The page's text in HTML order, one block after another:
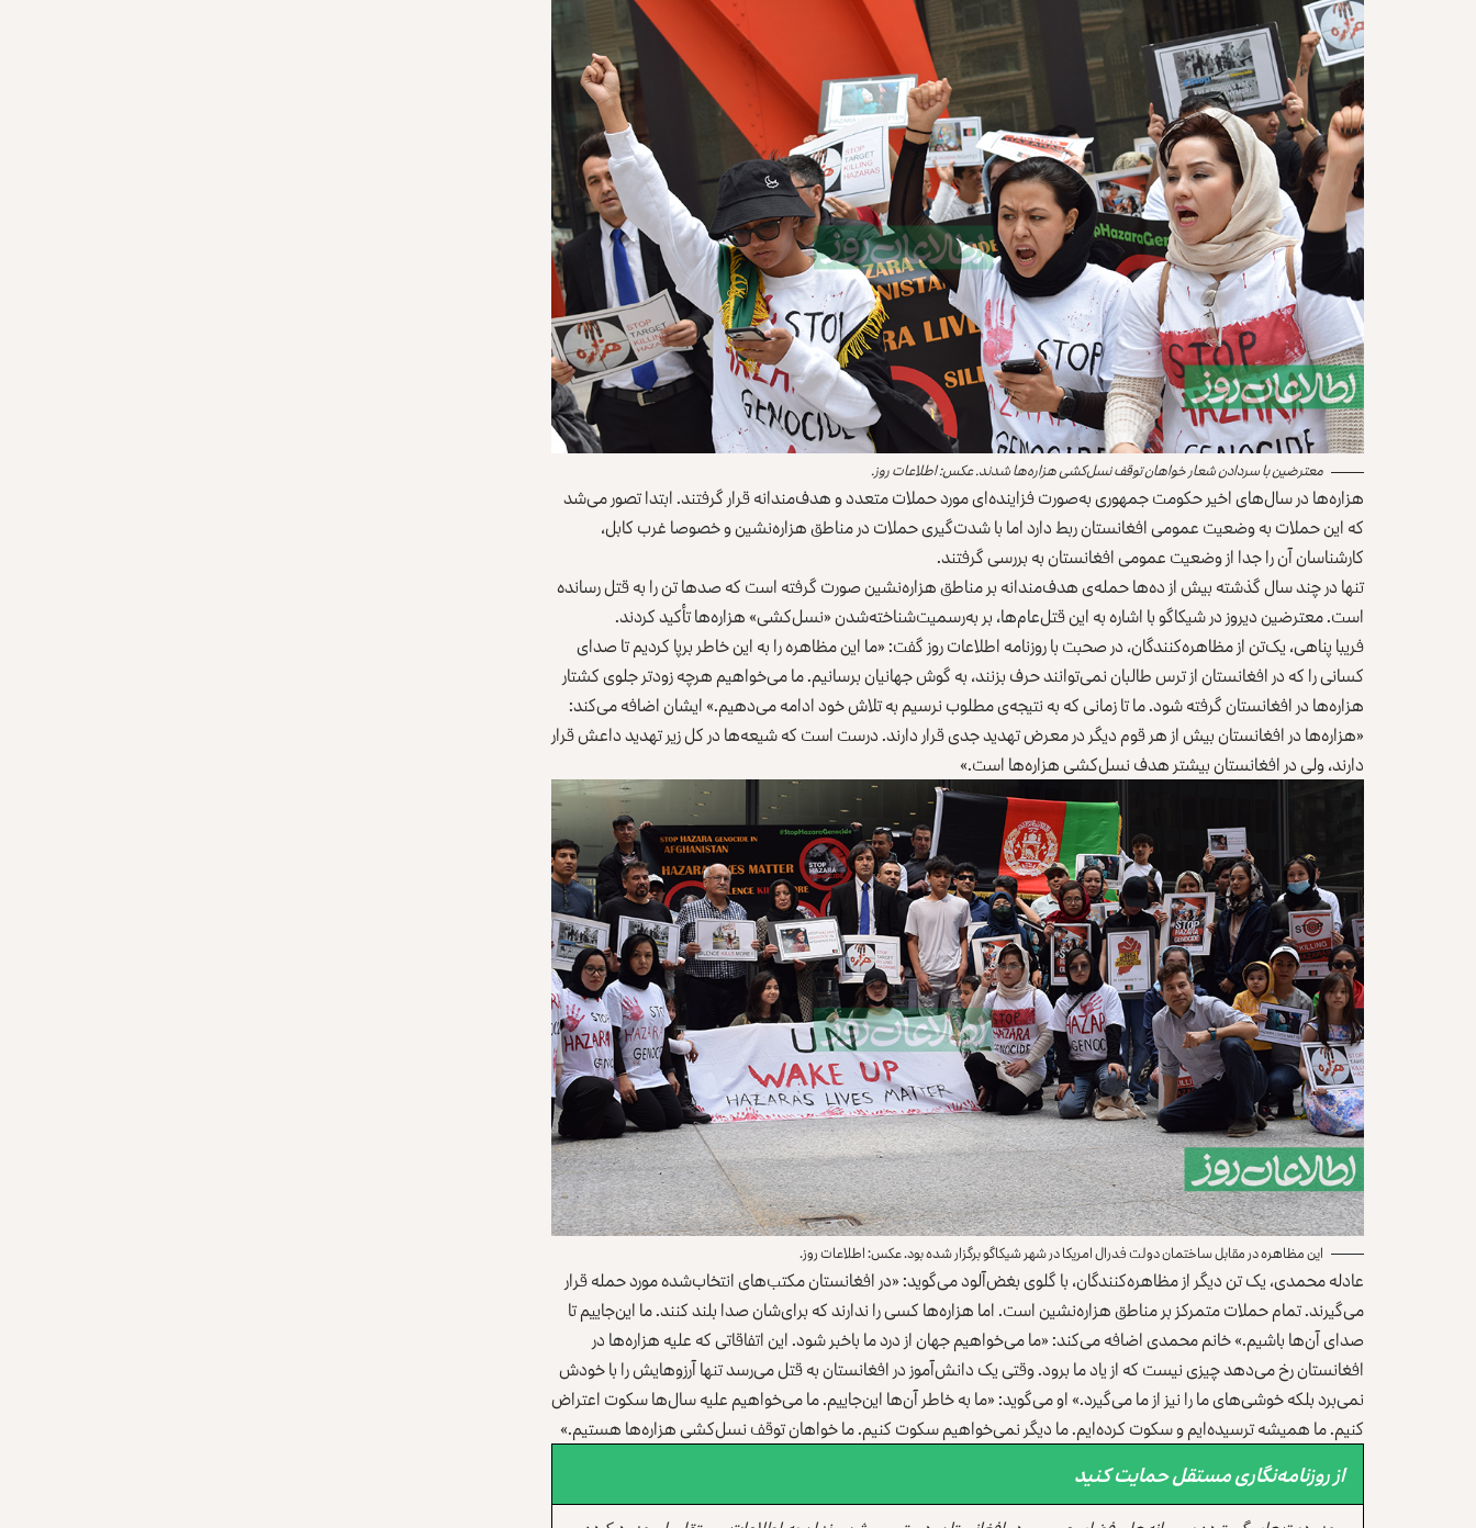
معترضین با سردادن شعار خواهان توقف نسل‌کشی هزاره‌ها شدند. عکس: اطلاعات روز.
هزاره‌ها در سال‌های اخیر حکومت جمهوری به‌‌صورت فزاینده‌ای مورد حملات متعدد و هدف‌مندانه قرار گرفتند. ابتدا تصور می‌شد
که این حملات به وضعیت عمومی افغانستان ربط دارد اما با شدت‌گیری حملات در مناطق هزاره‌نشین و خصوصا غرب کابل،
کارشناسان آن را جدا از وضعیت عمومی افغانستان به بررسی گرفتند.
تنها در چند سال گذشته بیش از ده‌ها حمله‌ی هدف‌مندانه بر مناطق هزاره‌نشین صورت گرفته است که صدها تن را به قتل رسانده
است. معترضین دیروز در شیکاگو با اشاره به این قتل‌عام‌ها، بر به‌رسمیت‌شناخته‌شدن «نسل‌کشی» هزاره‌ها تأکید کردند.
فریبا پناهی، یک‌تن از مظاهره‌کنندگان، در صحبت با روزنامه اطلاعات روز گفت: «ما این مظاهره را به این خاطر برپا کردیم تا صدای
کسانی را که در افغانستان از ترس طالبان نمی‌توانند حرف بزنند، به گوش جهانیان برسانیم. ما می‌خواهیم هرچه زودتر جلوی کشتار
هزاره‌ها در افغانستان گرفته شود. ما تا زمانی که به نتیجه‌ی مطلوب نرسیم به تلاش خود ادامه می‌دهیم.» ایشان اضافه می‌کند:
«هزاره‌ها در افغانستان بیش از هر قوم دیگر در معرض تهدید جدی قرار دارند. درست است که شیعه‌ها در کل زیر تهدید داعش قرار
دارند، ولی در افغانستان بیشتر هدف نسل‌کشی هزاره‌ها است.»
این مظاهره در مقابل ساختمان دولت فدرال امریکا در شهر شیکاگو برگزار شده بود. عکس: اطلاعات روز.
عادله محمدی، یک تن دیگر از مظاهر‌ه‌کنندگان، با گلوی بغض‌آلود می‌گوید: «در افغانستان مکتب‌های انتخاب‌شده مورد حمله قرار
می‌گیرند. تمام حملات متمرکز بر مناطق هزاره‌نشین است. اما هزاره‌ها کسی را ندارند که برای‌شان صدا بلند کنند. ما این‌جاییم تا
صدای آن‌ها باشیم.» خانم محمدی اضافه می‌کند: «ما می‌خواهیم جهان از درد ما باخبر شود. این اتفاقاتی که علیه هزاره‌ها در
افغانستان رخ می‌دهد چیزی نیست که از یاد ما برود. وقتی یک دانش‌آموز در افغانستان به قتل می‌رسد تنها آرزوهایش را با خودش
نمی‌برد بلکه خوشی‌های ما را نیز از ما می‌گیرد.» او می‌گوید: «ما به خاطر آن‌ها این‌جاییم. ما می‌خواهیم علیه سال‌ها سکوت اعتراض
کنیم. ما همیشه ترسیده‌ایم و سکوت کرده‌ایم. ما دیگر نمی‌خواهیم سکوت کنیم. ما خواهان توقف نسل‌کشی هزاره‌ها هستیم.»
از روزنامه‌نگاری مستقل حمایت کنید